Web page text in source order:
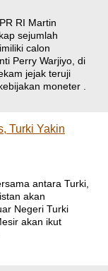
RI Martin
sejumlah
calon
Perry Warjiyo, di
jejak teruji
moneter .
Turki Yakin
antara Turki,
akan
Negeri Turki
akan ikut